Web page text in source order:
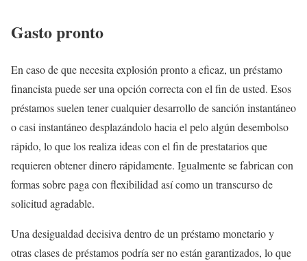
Gasto pronto
En caso de que necesita explosión pronto a eficaz, un préstamo
financista puede ser una opción correcta con el fin de usted. Esos
préstamos suelen tener cualquier desarrollo de sanción instantáneo
o casi instantáneo desplazándolo hacia el pelo algún desembolso
rápido, lo que los realiza ideas con el fin de prestatarios que
requieren obtener dinero rápidamente. Igualmente se fabrican con
formas sobre paga con flexibilidad así­ como un transcurso de
solicitud agradable.
Una desigualdad decisiva dentro de un préstamo monetario y
otras clases de préstamos podrí­a ser no están garantizados, lo que